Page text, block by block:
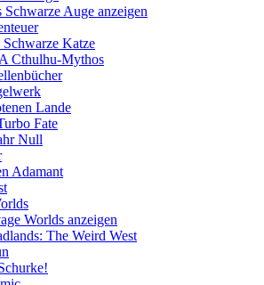
Schwarze Auge anzeigen
Katze
Cthulhu-Mythos
Lande
Fate
Null
Adamant
Worlds anzeigen
The Weird West